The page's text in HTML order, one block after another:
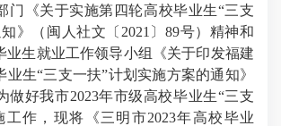
门《关于实施第四轮高校毕业生“三支
》（闽人社文〔2021〕89号）精神和
业生就业工作领导小组《关于印发福建
业生“三支一扶”计划实施方案的通知》
做好我市2023年市级高校毕业生“三支
工作，现将《三明市2023年高校毕业